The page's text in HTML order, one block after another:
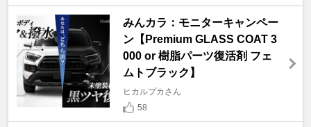
みんカラ：モニターキャンペー
ン【Premium GLASS COAT 3
000 or 樹脂パーツ復活剤 フェ
ムトブラック】
ヒカルプカさん
58